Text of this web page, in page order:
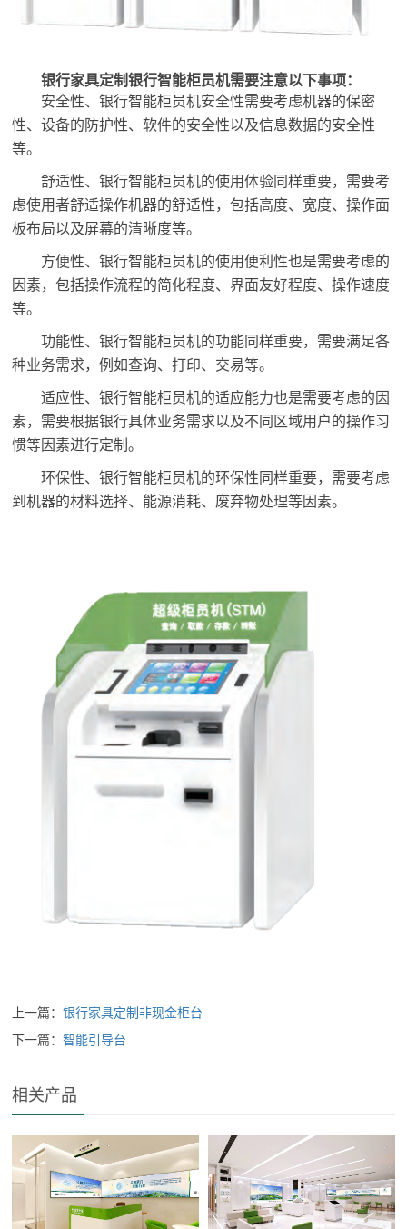
银行家具定制银行智能柜员机需要注意以下事项：
安全性、银行智能柜员机安全性需要考虑机器的保密
性、设备的防护性、软件的安全性以及信息数据的安全性
等。
舒适性、银行智能柜员机的使用体验同样重要，需要考
虑使用者舒适操作机器的舒适性，包括高度、宽度、操作面
板布局以及屏幕的清晰度等。
方便性、银行智能柜员机的使用便利性也是需要考虑的
因素，包括操作流程的简化程度、界面友好程度、操作速度
等。
功能性、银行智能柜员机的功能同样重要，需要满足各
种业务需求，例如查询、打印、交易等。
适应性、银行智能柜员机的适应能力也是需要考虑的因
素，需要根据银行具体业务需求以及不同区域用户的操作习
惯等因素进行定制。
环保性、银行智能柜员机的环保性同样重要，需要考虑
到机器的材料选择、能源消耗、废弃物处理等因素。
上一篇：银行家具定制非现金柜台
下一篇：智能引导台
相关产品